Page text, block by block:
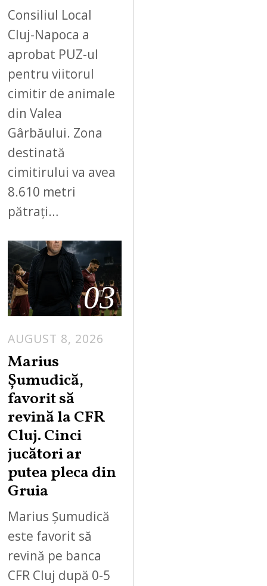
Consiliul Local
Cluj-Napoca a
aprobat PUZ-ul
pentru viitorul
cimitir de animale
din Valea
Gârbăului. Zona
destinată
cimitirului va avea
8.610 metri
pătrați…
03
AUGUST 8, 2026
Marius
Șumudică,
favorit să
revină la CFR
Cluj. Cinci
jucători ar
putea pleca din
Gruia
Marius Șumudică
este favorit să
revină pe banca
CFR Cluj după 0-5